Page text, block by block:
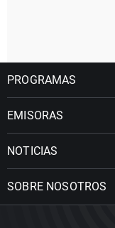
PROGRAMAS
EMISORAS
NOTICIAS
SOBRE NOSOTROS